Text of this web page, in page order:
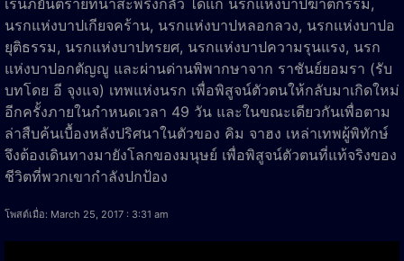
นรกแห่งบาปเกียจคร้าน, นรกแห่งบาปหลอกลวง, นรกแห่งบาปอ
ยุติธรรม, นรกแห่งบาปทรยศ, นรกแห่งบาปความรุนแรง, นรก
แห่งบาปอกตัญญู และผ่านด่านพิพากษาจาก ราชันย์ยอมรา (รับ
บทโดย อี จุงแจ) เทพแห่งนรก เพื่อพิสูจน์ตัวตนให้กลับมาเกิดใหม่
อีกครั้งภายในกำหนดเวลา 49 วัน และในขณะเดียวกันเพื่อตาม
ล่าสืบค้นเบื้องหลังปริศนาในตัวของ คิม จาฮง เหล่าเทพผู้พิทักษ์
จึงต้องเดินทางมายังโลกของมนุษย์ เพื่อพิสูจน์ตัวตนที่แท้จริงของ
ชีวิตที่พวกเขากำลังปกป้อง
โพสต์เมื่อ: March 25, 2017 : 3:31 am